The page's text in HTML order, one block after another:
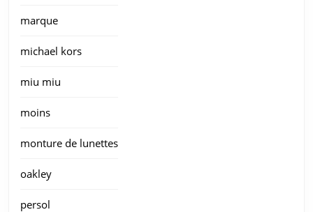
marque
michael kors
miu miu
moins
monture de lunettes
oakley
persol